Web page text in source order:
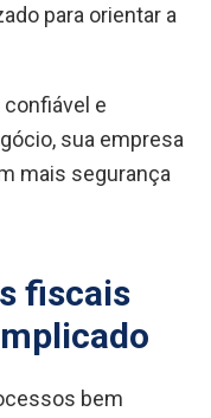
para orientar a
e
sua empresa
mais segurança
fiscais
bem